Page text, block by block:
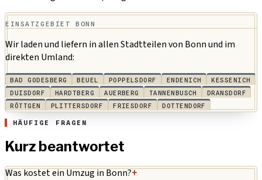
EINSATZGEBIET BONN
Wir laden und liefern in allen Stadtteilen von Bonn und im
direkten Umland:
BAD GODESBERG BEUEL POPPELSDORF ENDENICH
KESSENICH
DUISDORF
HARDTBERG AUERBERG TANNENBUSCH
DRANSDORF
RÖTTGEN
PLITTERSDORF FRIESDORF DOTTENDORF
HÄUFIGE FRAGEN
Kurz beantwortet
Was kostet ein Umzug in Bonn?+